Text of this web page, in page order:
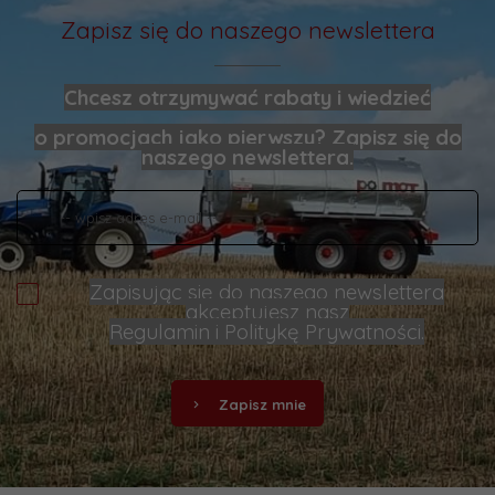
Zapisz się do naszego newslettera
Chcesz otrzymywać rabaty i wiedzieć
o promocjach jako pierwszy? Zapisz się do
naszego newslettera.
Zapisując się do naszego newslettera
akceptujesz nasz
Regulamin i Politykę Prywatności.
Zapisz mnie